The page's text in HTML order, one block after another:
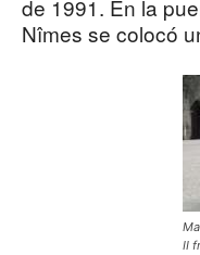
de 1991. En la
Nîmes se colocó
II